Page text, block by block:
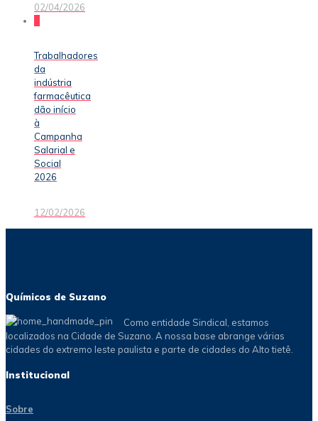
02/04/2026
Trabalhadores
da
indústria
farmacêutica
dão início
à
Campanha
Salarial e
Social
2026
12/02/2026
Químicos de Suzano
Como entidade Sindical, estamos
localizados na Cidade de Suzano. A nossa base abrange várias
cidades do extremo leste paulista e parte de cidades do Alto tietê.
Institucional
Sobre